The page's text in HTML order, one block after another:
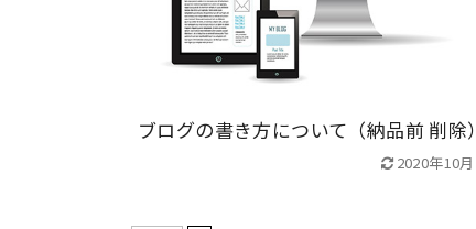
ブログの書き方について（納品前 削除）
2020年10